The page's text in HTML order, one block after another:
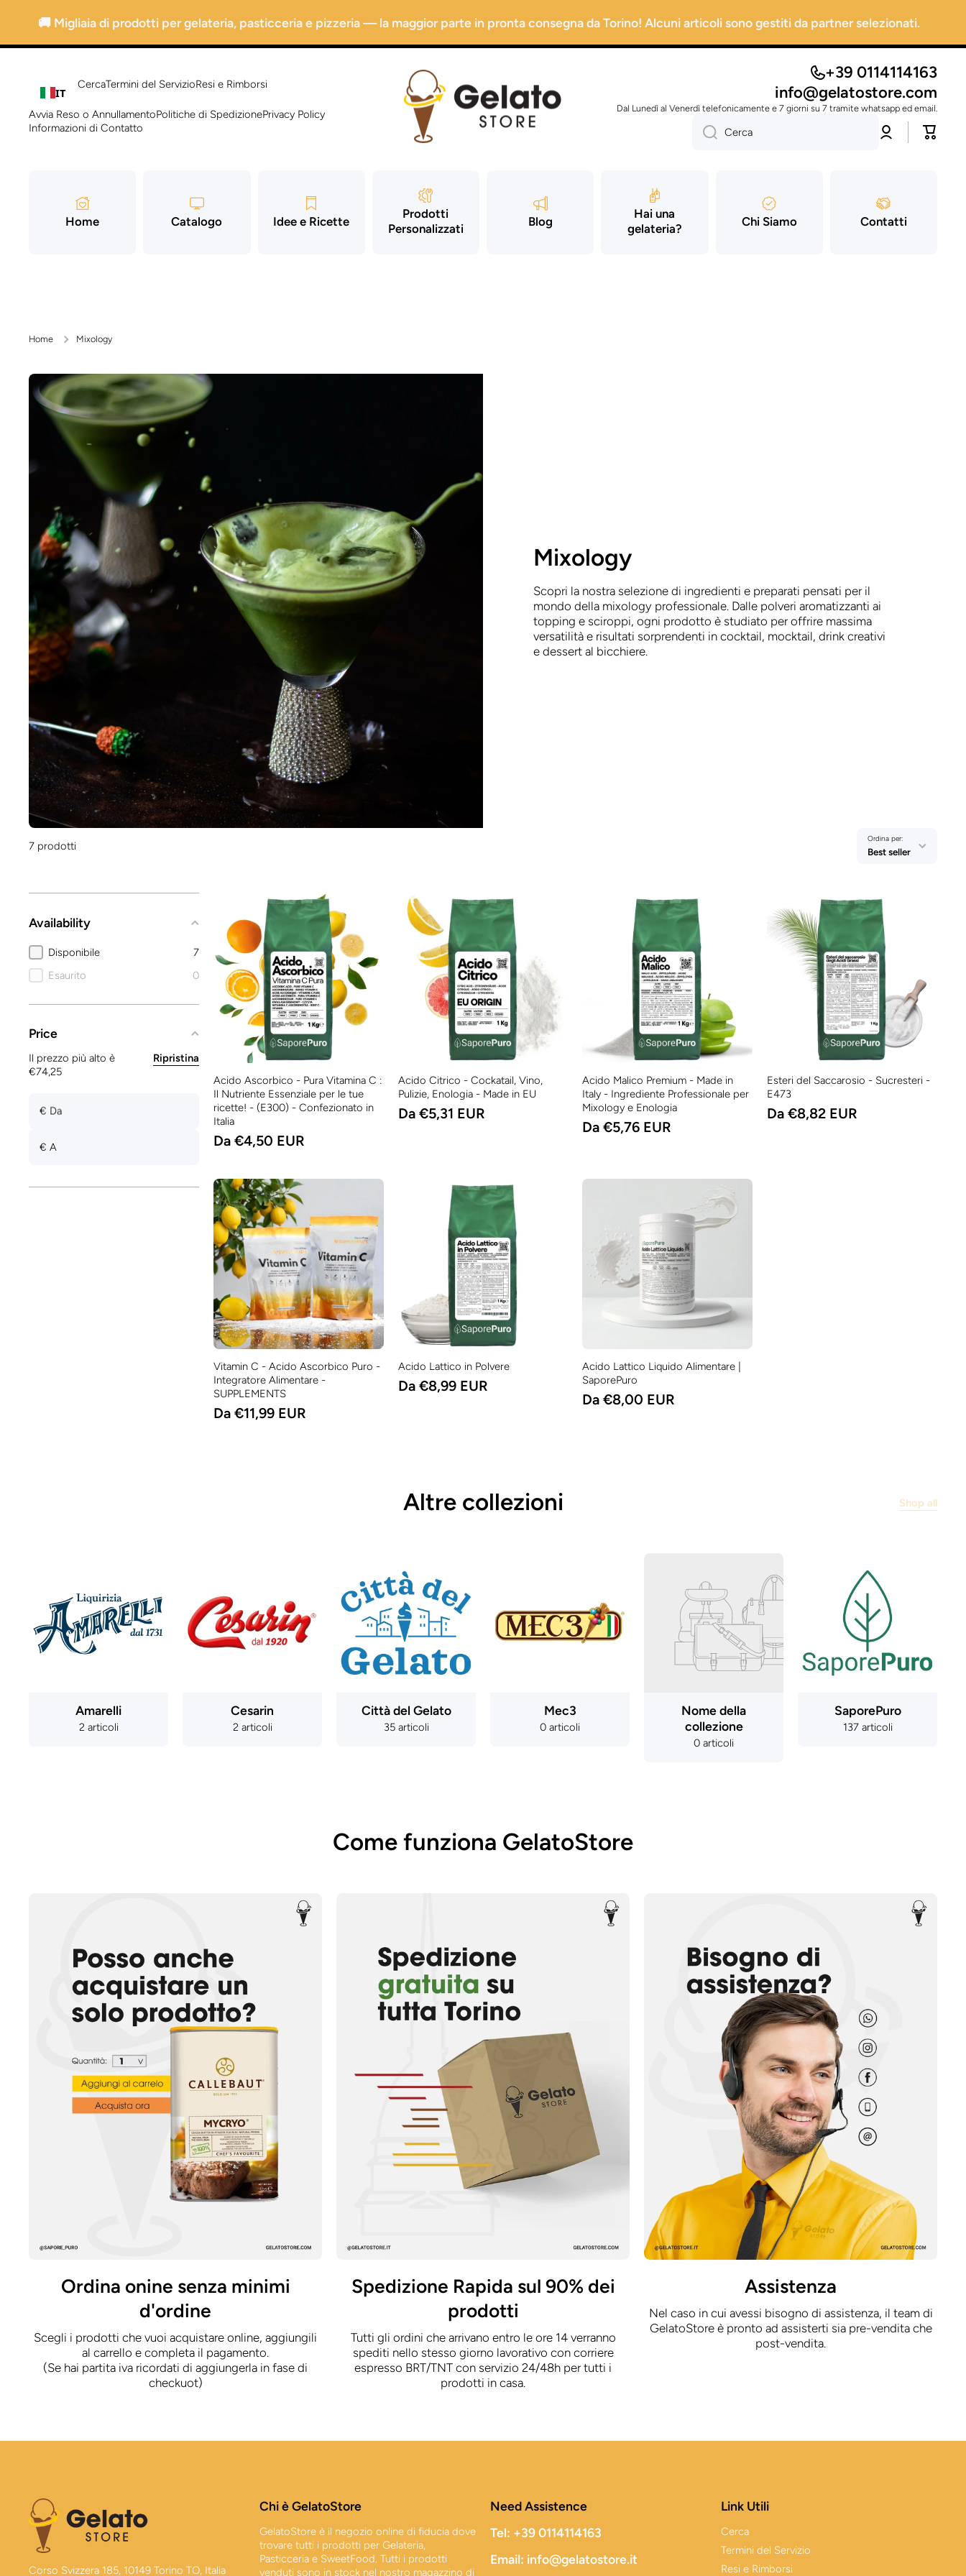
Vai direttamente ai contenuti
🚚 Migliaia di prodotti per gelateria, pasticceria e pizzeria — la maggior parte in pronta consegna da Torino! Alcuni articoli sono gestiti da partner selezionati.
IT
CercaTermini del ServizioResi e Rimborsi
Avvia Reso o AnnullamentoPolitiche di SpedizionePrivacy Policy
Informazioni di Contatto
+39 0114114163
info@gelatostore.com
Dal Lunedì al Venerdì telefonicamente e 7 giorni su 7 tramite whatsapp ed email.
Cerca Accedi Carrello
Home Catalogo Idee e Ricette
Prodotti
Personalizzati
Blog
Hai una
gelateria?
Chi Siamo Contatti
Home Mixology
Mixology
Scopri la nostra selezione di ingredienti e preparati pensati per il
mondo della mixology professionale. Dalle polveri aromatizzanti ai
topping e sciroppi, ogni prodotto è studiato per offrire massima
versatilità e risultati sorprendenti in cocktail, mocktail, drink creativi
e dessert al bicchiere.
7 prodotti
Ordina per:
Best seller
Availability
Disponibile
7
Esaurito
0
Price
Il prezzo più alto è
€74,25
Ripristina
€ Da
€ A
Acido Ascorbico - Pura Vitamina C :
Il Nutriente Essenziale per le tue
ricette! - (E300) - Confezionato in
Italia
Da €4,50 EUR
Acido Citrico - Cockatail, Vino,
Pulizie, Enologia - Made in EU
Da €5,31 EUR
Acido Malico Premium - Made in
Italy - Ingrediente Professionale per
Mixology e Enologia
Da €5,76 EUR
Esteri del Saccarosio - Sucresteri -
E473
Da €8,82 EUR
Vitamin C - Acido Ascorbico Puro -
Integratore Alimentare -
SUPPLEMENTS
Da €11,99 EUR
Acido Lattico in Polvere
Da €8,99 EUR
Acido Lattico Liquido Alimentare |
SaporePuro
Da €8,00 EUR
Altre collezioni
Amarelli
2 articoli
Cesarin
2 articoli
Città del Gelato
35 articoli
Mec3
0 articoli
Nome della
collezione
0 articoli
SaporePuro
137 articoli
Shop all
Come funziona GelatoStore
Ordina onine senza minimi
d'ordine
Scegli i prodotti che vuoi acquistare online, aggiungili
al carrello e completa il pagamento.
(Se hai partita iva ricordati di aggiungerla in fase di
checkuot)
Spedizione Rapida sul 90% dei
prodotti
Tutti gli ordini che arrivano entro le ore 14 verranno
spediti nello stesso giorno lavorativo con corriere
espresso BRT/TNT con servizio 24/48h per tutti i
prodotti in casa.
Assistenza
Nel caso in cui avessi bisogno di assistenza, il team di
GelatoStore è pronto ad assisterti sia pre-vendita che
post-vendita.
Corso Svizzera 185, 10149 Torino TO, Italia
Chi è GelatoStore
GelatoStore è il negozio online di fiducia dove
trovare tutti i prodotti per Gelateria,
Pasticceria e SweetFood. Tutti i prodotti
venduti sono in stock nel nostro magazzino di
Need Assistence
Tel: +39 0114114163
Email: info@gelatostore.it
Link Utili
Cerca
Termini del Servizio
Resi e Rimborsi